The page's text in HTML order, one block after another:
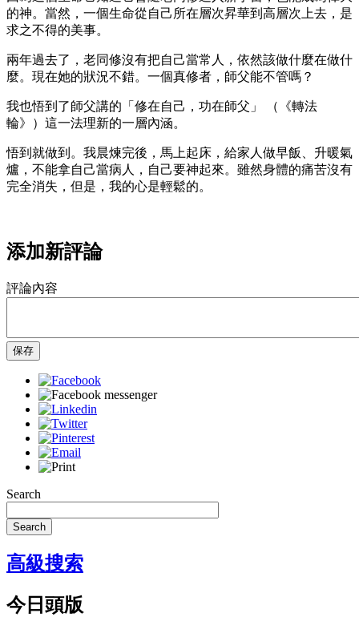
的神。當然，一個生命從自己所在層次昇華到高層次上去，是
求之不得的美事。
兩年過去了，老同修沒有把自己當常人，依然該做什麼在做什
麼。現在她的狀況不錯。一個真修者，師父能不管嗎？
我也悟到了師父講的「修在自己，功在師父」 （《轉法
輪》）這一法理新的一層內涵。
悟到就做到。我晨煉完後，馬上起床，給家人做早飯、升暖氣
爐，不能拿自己當病人，自己要神起來。雖然身體的痛苦沒有
完全消失，但是，我的心是輕鬆的。
添加新評論
評論內容
保存
Search
Search
高級搜索
今日頭版